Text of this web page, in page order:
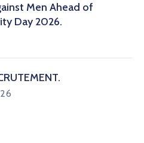
Men Ahead of
Day 2026.